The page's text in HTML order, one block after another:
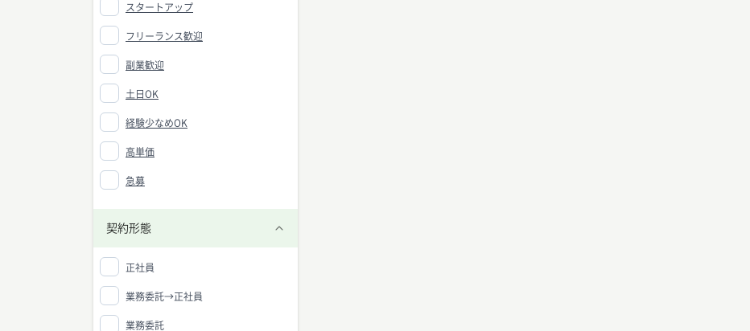
スタートアップ
フリーランス歓迎
副業歓迎
土日OK
経験少なめOK
高単価
急募
契約形態
正社員
業務委託→正社員
業務委託